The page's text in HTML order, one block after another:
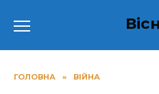
до
ГОЛОВНА » ВІЙНА